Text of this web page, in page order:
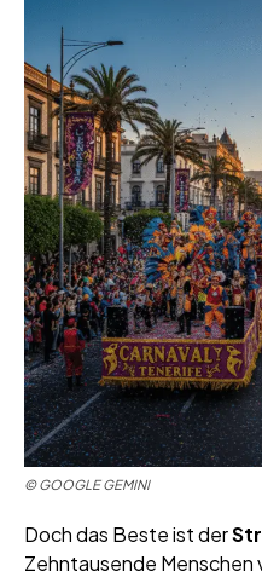
© GOOGLE GEMINI
Doch das Beste ist der
Zehntausende Menschen